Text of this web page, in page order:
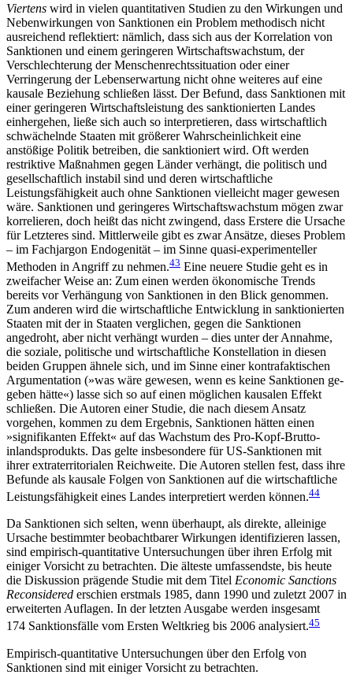
Viertens wird in vielen quantitativen Studien zu den Wirkungen und
Nebenwirkungen von Sanktionen ein Problem methodisch nicht
ausreichend reflektiert: nämlich, dass sich aus der Korrelation von
Sanktionen und einem geringeren Wirtschaftswachstum, der
Verschlechterung der Menschenrechtssituation oder einer
Verringerung der Lebenserwartung nicht ohne weiteres auf eine
kausale Beziehung schließen lässt. Der Befund, dass Sanktionen mit
einer geringeren Wirtschaftsleistung des sanktionierten Landes
einher­gehen, ließe sich auch so interpretieren, dass wirt­schaftlich
schwächelnde Staaten mit größerer Wahr­scheinlichkeit eine
anstößige Politik betreiben, die sanktioniert wird. Oft werden
restriktive Maßnahmen gegen Länder verhängt, die politisch und
gesellschaftlich instabil sind und deren wirtschaftliche
Leistungsfähigkeit auch ohne Sanktionen vielleicht mager ge­wesen
wäre. Sanktionen und geringeres Wirtschafts­wachstum mögen zwar
korrelieren, doch heißt das nicht zwingend, dass Erstere die Ursache
für Letzteres sind. Mittlerweile gibt es zwar Ansätze, dieses Pro­blem
– im Fachjargon Endogenität – im Sinne quasi-experimenteller
Methoden in Angriff zu neh­men.43 Eine neuere Studie geht es in
zweifacher Weise an: Zum einen werden ökonomische Trends
bereits vor Verhängung von Sanktionen in den Blick genommen.
Zum anderen wird die wirtschaftliche Entwicklung in sanktionierten
Staaten mit der in Staaten verglichen, gegen die Sanktionen
angedroht, aber nicht verhängt wurden – dies unter der An­nahme,
die soziale, politische und wirtschaftliche Konstellation in diesen
beiden Gruppen ähnele sich, und im Sinne einer kontrafaktischen
Argumentation (»was wäre gewesen, wenn es keine Sanktionen ge­
geben hätte«) lasse sich so auf einen möglichen kau­salen Effekt
schließen. Die Autoren einer Studie, die nach diesem Ansatz
vorgehen, kommen zu dem Ergebnis, Sanktionen hätten einen
»signifikanten Effekt« auf das Wachstum des Pro-Kopf-Brutto­
inlands­produkts. Das gelte insbesondere für US-Sanktionen mit
ihrer extraterritorialen Reichweite. Die Autoren stellen fest, dass ihre
Befunde als kausale Folgen von Sanktionen auf die wirtschaftliche
Leistungsfähigkeit eines Landes interpretiert werden können.44
Da Sanktionen sich selten, wenn überhaupt, als direkte, alleinige
Ursache bestimmter beobachtbarer Wirkungen identifizieren lassen,
sind empirisch-quan­titative Untersuchungen über ihren Erfolg mit
einiger Vorsicht zu betrachten. Die älteste umfassendste, bis heute
die Diskussion prägende Studie mit dem Titel Economic Sanctions
Reconsidered erschien erst­mals 1985, dann 1990 und zuletzt 2007 in
erweiterten Auflagen. In der letzten Ausgabe werden ins­gesamt
174 Sanktionsfälle vom Ersten Weltkrieg bis 2006 analysiert.45
Empirisch-quantitative Unter­suchungen über den Erfolg von
Sanktionen sind mit einiger Vorsicht zu betrachten.